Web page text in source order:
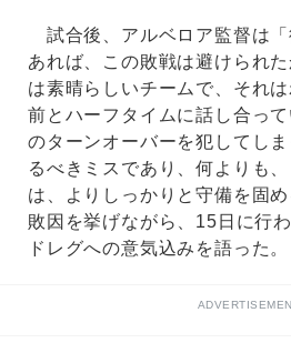
試合後、アルベロア監督は
あれば、この敗戦は避けられ
は素晴らしいチームで、それ
前とハーフタイムに話し合っ
のターンオーバーを犯してし
るべきミスであり、何よりも
は、よりしっかりと守備を固
敗因を挙げながら、15日に行
ドレグへの意気込みを語った。